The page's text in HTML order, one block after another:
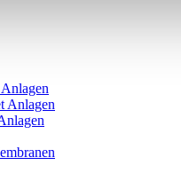
Anlagen